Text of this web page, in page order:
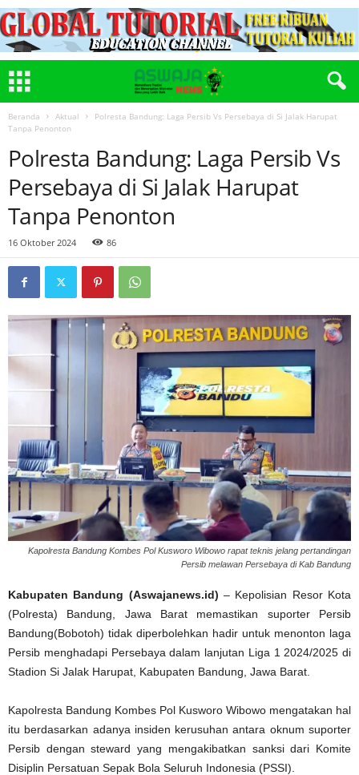
Beranda Aktual
Polresta Bandung: Laga Persib Vs Persebaya di Si Jalak Harupat
Tanpa Penonton
Polresta Bandung: Laga Persib Vs
Persebaya di Si Jalak Harupat
Tanpa Penonton
16 Oktober 2024 86
Kapolresta Bandung Kombes Pol Kusworo Wibowo rapat teknis jelang pertandingan
Persib melawan Persebaya di Kab Bandung
Kabupaten Bandung (Aswajanews.id) – Kepolisian Resor Kota
(Polresta) Bandung, Jawa Barat memastikan suporter Persib
Bandung(Bobotoh) tidak diperbolehkan hadir untuk menonton laga
Persib menghadapi Persebaya dalam lanjutan Liga 1 2024/2025 di
Stadion Si Jalak Harupat, Kabupaten Bandung, Jawa Barat.
Kapolresta Bandung Kombes Pol Kusworo Wibowo mengatakan hal
itu berdasarkan adanya insiden kerusuhan antara oknum suporter
Persib dengan steward yang mengakibatkan sanksi dari Komite
Disiplin Persatuan Sepak Bola Seluruh Indonesia (PSSI).